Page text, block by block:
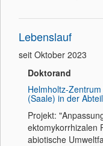
Lebenslauf
seit Oktober 2023
Doktorand
Helmholtz-
(Saale) in der
Projekt:
ektomykorrhizalen
abiotische